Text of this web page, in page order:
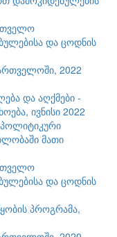
და ცოდნის
2022
და აღქმები -
ივნისი 2022
მათი
და ცოდნის
პროგრამა,